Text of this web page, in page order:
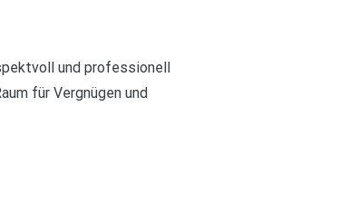
und professionell
für Vergnügen und